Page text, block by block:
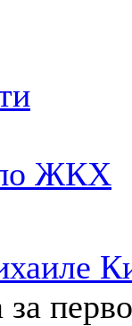
ЖКХ
за